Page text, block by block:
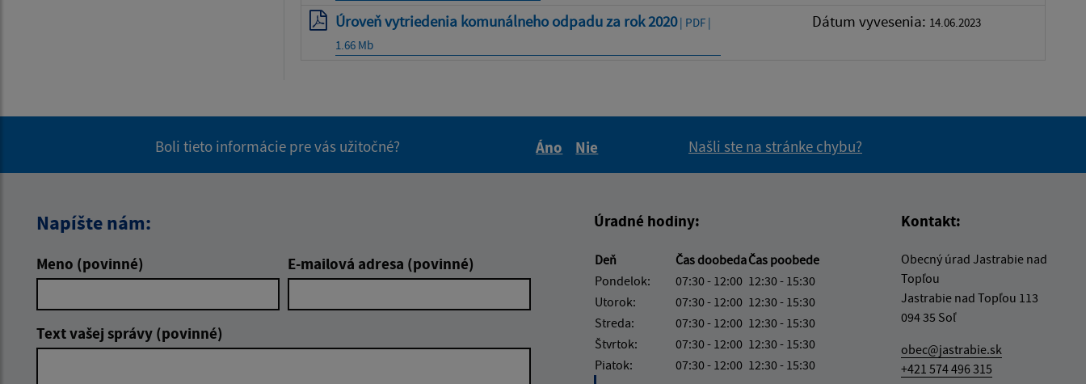
Úroveň vytriedenia komunálneho odpadu za rok 2020| PDF |
1.66 Mb
Dátum vyvesenia: 14.06.2023
Boli tieto informácie pre vás užitočné?
Áno
Nie
Našli ste na stránke chybu?
Napíšte nám:
Meno (povinné) E-mailová adresa (povinné)
Text vašej správy (povinné)
Úradné hodiny:
Deň Čas doobedaČas poobede
Pondelok:
07:30 - 12:00 12:30 - 15:30
Utorok:
07:30 - 12:00 12:30 - 15:30
Streda:
07:30 - 12:00 12:30 - 15:30
Štvrtok:
07:30 - 12:00 12:30 - 15:30
Piatok:
07:30 - 12:00 12:30 - 15:30
Kontakt:
Obecný úrad Jastrabie nad
Topľou
Jastrabie nad Topľou 113
094 35 Soľ
obec@jastrabie.sk
+421 574 496 315